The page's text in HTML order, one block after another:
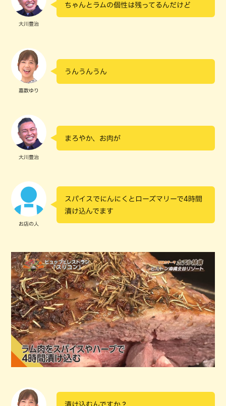
大川豊治
ちゃんとラムの個性は残ってるんだけど
嘉数ゆり
うんうんうん
大川豊治
まろやか、お肉が
お店の人
スパイスでにんにくとローズマリーで4時間
漬け込んでます
漬け込むんですか？